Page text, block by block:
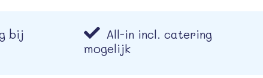
bij
All-in incl. catering
mogelijk